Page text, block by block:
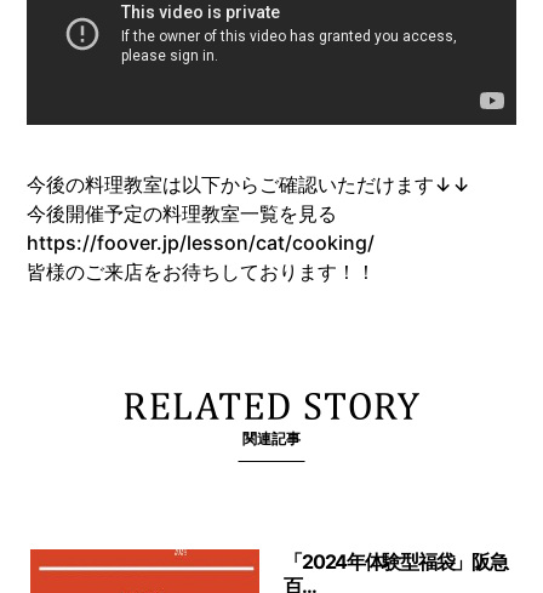
今後の料理教室は以下からご確認いただけます↓↓
今後開催予定の料理教室一覧を見る
https://foover.jp/lesson/cat/cooking/
皆様のご来店をお待ちしております！！
関連記事
「2024年体験型福袋」阪急
百...